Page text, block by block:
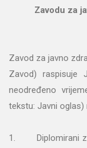
Zavodu za
Zavod za javno
Zavod) raspisuje
neodređeno
tekstu: Javni
1. Diplomirani